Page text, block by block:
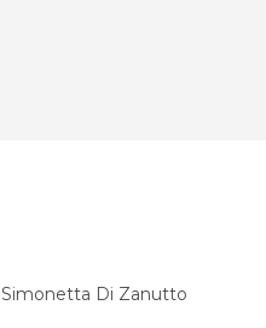
Simonetta Di Zanutto